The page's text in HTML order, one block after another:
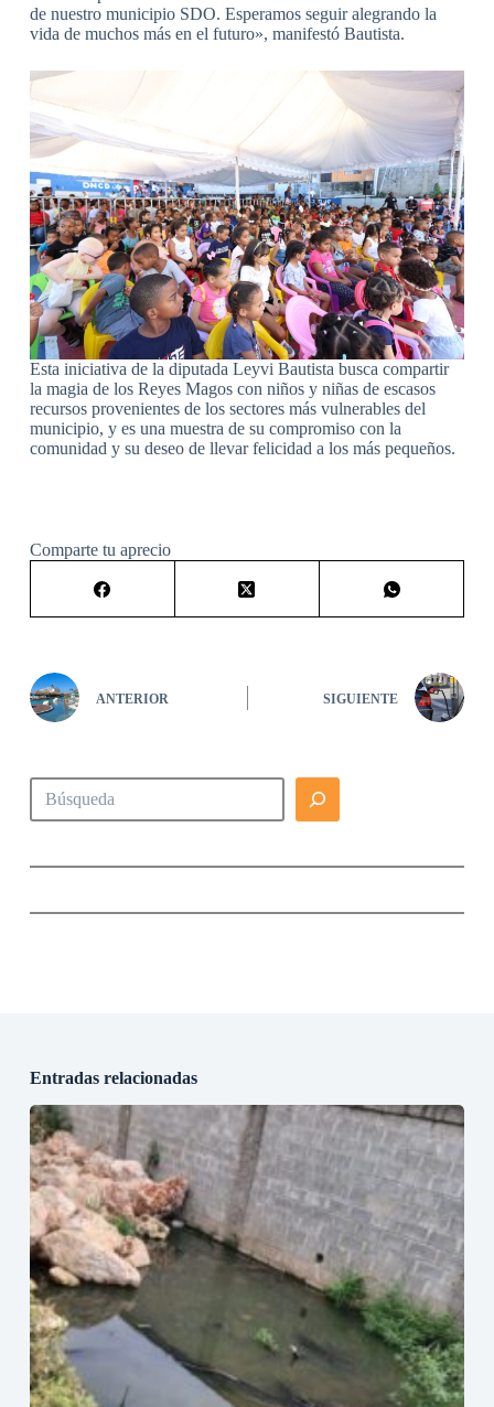
de nuestro municipio SDO. Esperamos seguir alegrando la
vida de muchos más en el futuro», manifestó Bautista.
Esta iniciativa de la diputada Leyvi Bautista busca compartir
la magia de los Reyes Magos con niños y niñas de escasos
recursos provenientes de los sectores más vulnerables del
municipio, y es una muestra de su compromiso con la
comunidad y su deseo de llevar felicidad a los más pequeños.
Comparte tu aprecio
ANTERIOR SIGUIENTE
Buscar
Entradas relacionadas